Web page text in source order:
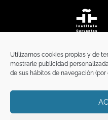
Utilizamos cookies propias y de
mostrarle publicidad
de sus hábitos de navegación